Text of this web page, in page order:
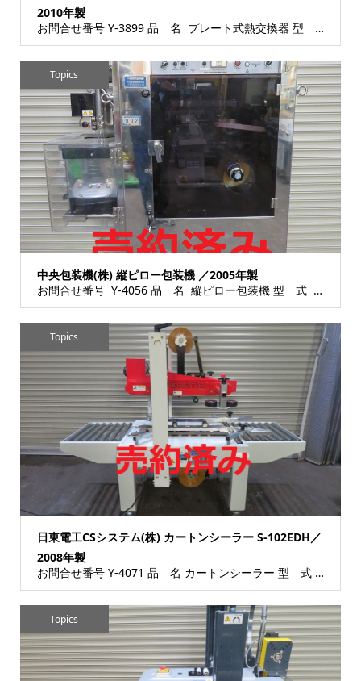
2010年製
お問合せ番号 Y-3899 品 名 プレート式熱交換器 型 式 LX-196A-BJLR-34 ...
中央包装機(株) 縦ピロー包装機 ／2005年製
お問合せ番号 Y-4056 品 名 縦ピロー包装機 型 式 902型 種 類 程 度 ...
Topics
日東電工CSシステム(株) カートンシーラー S-102EDH／
2008年製
お問合せ番号 Y-4071 品 名 カートンシーラー 型 式 S-102EDH 種 類 包装・梱包機...
Topics
Topics